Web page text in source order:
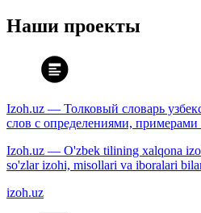
Наши проекты
Izoh.uz — Толковый словарь
слов с определениями, примерами
Izoh.uz — O'zbek tilining xalqona
so'zlar izohi, misollari va iboralari
izoh.uz